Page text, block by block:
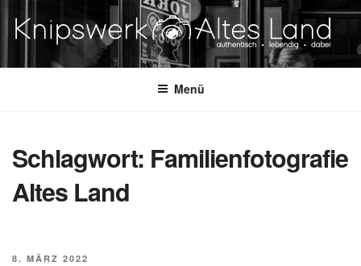
Inhalt
KNIPSWERK – ALTES LAND
authentisch. lebending. dabei.
Menü
Schlagwort: Familienfotografie
Altes Land
VERÖFFENTLICHT
8. MÄRZ 2022